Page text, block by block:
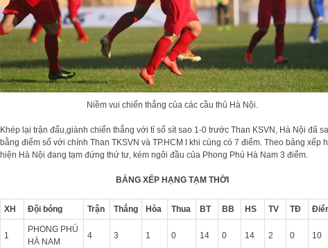
Niềm vui chiến thắng của các cầu thủ Hà Nội.
Khép lại trận đấu,giành chiến thắng với tỉ số sít sao 1-0 trước Than KSVN, Hà Nội đã
bằng điểm số với chính Than TKSVN và TP.HCM I khi cùng có 7 điểm. Theo bảng xếp
hiện Hà Nội đang tạm đứng thứ tư, kém ngôi đầu của Phong Phú Hà Nam 3 điểm.
BẢNG XẾP HẠNG TẠM THỜI
XH Đội bóng Trận Thắng Hòa Thua BT BB HS TV TĐ
1
PHONG PHÚ
HÀ NAM
4 3 1 0 14 0 14 2 0 10